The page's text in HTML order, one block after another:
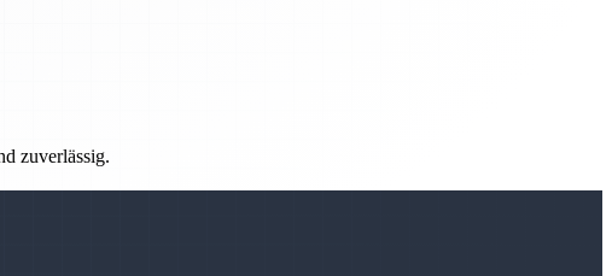
zuverlässig.